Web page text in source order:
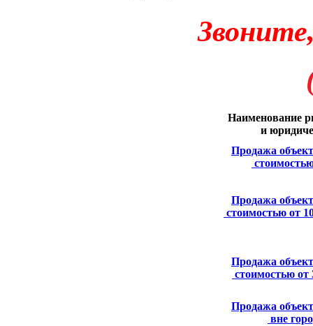
Наименование
и
Продажа
Продажа
стоимостью от
Продажа
стоимостью
Продажа
вне